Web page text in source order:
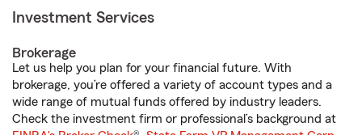
Investment Services
Brokerage
Let us help you plan for your financial future. With
brokerage, you’re offered a variety of account types and a
wide range of mutual funds offered by industry leaders.
Check the investment firm or professional’s background at